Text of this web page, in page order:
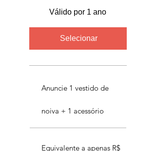
Válido por 1 ano
Selecionar
Anuncie 1 vestido de
noiva + 1 acessório
Equivalente a apenas R$